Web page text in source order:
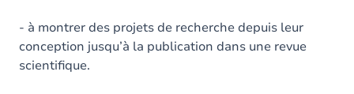
- à montrer des projets de recherche depuis leur
conception jusqu’à la publication dans une revue
scientifique.